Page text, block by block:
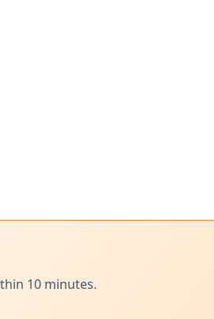
10 minutes.